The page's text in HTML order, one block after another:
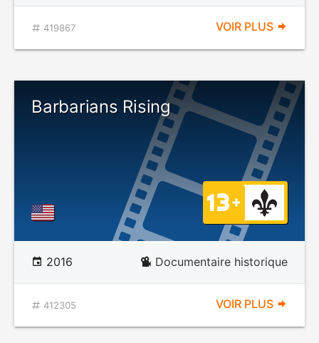
419867 VOIR PLUS
Barbarians Rising
2016 Documentaire historique
412305 VOIR PLUS